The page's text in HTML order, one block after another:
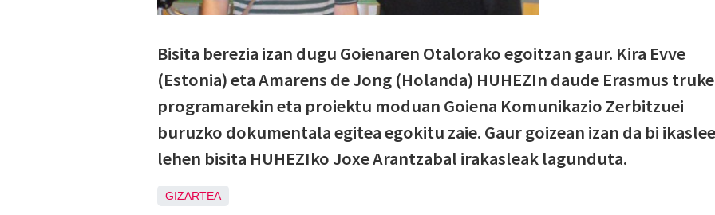
Bisita berezia izan dugu Goienaren Otalorako egoitzan gaur. Kira Evve
(Estonia) eta Amarens de Jong (Holanda) HUHEZIn daude Erasmus truke
programarekin eta proiektu moduan Goiena Komunikazio Zerbitzuei
buruzko dokumentala egitea egokitu zaie. Gaur goizean izan da bi
lehen bisita HUHEZIko Joxe Arantzabal irakasleak lagunduta.
GIZARTEA